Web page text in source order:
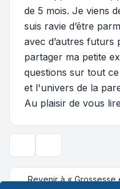
de 5 mois. Je viens
suis ravie d’être
avec d’autres futurs
partager ma petite
questions sur tout
et l'univers de la
Au plaisir de vous
Revenir à « Grossesse